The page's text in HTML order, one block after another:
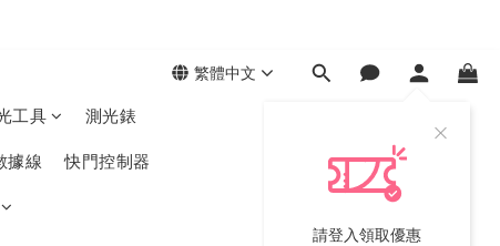
繁體中文
請登入領取優惠
工具 測光錶
據線 快門控制器